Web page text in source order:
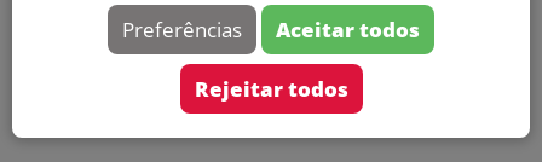
Preferências Aceitar todos
Rejeitar todos
Ainda não faz parte?
Cadastre-se
Versão 20260805.7